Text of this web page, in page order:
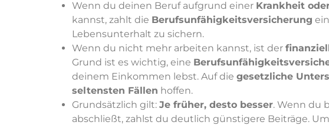
Wenn du deinen Beruf aufgrund einer Krankheit
kannst, zahlt die Berufsunfähigkeitsversicherung
Lebensunterhalt zu sichern.
Wenn du nicht mehr arbeiten kannst, ist der
Grund ist es wichtig, eine
deinem Einkommen lebst. Auf die gesetzliche
seltensten Fällen hoffen.
Grundsätzlich gilt: Je früher, desto besser. Wenn du
abschließt, zahlst du deutlich günstigere Beiträge.